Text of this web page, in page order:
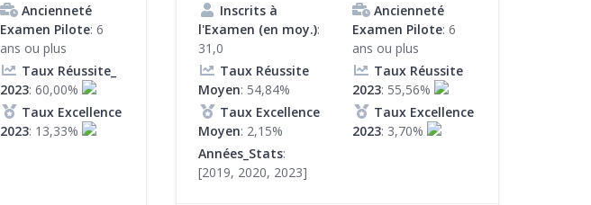
Ancienneté
Examen Pilote: 6
ans ou plus
Taux Réussite_
2023: 60,00%
Taux Excellence
2023: 13,33%
Inscrits à
l'Examen (en moy.):
31,0
Ancienneté
Examen Pilote: 6
ans ou plus
Taux Réussite
Moyen: 54,84%
Taux Réussite
2023: 55,56%
Taux Excellence
Moyen: 2,15%
Taux Excellence
2023: 3,70%
Années_Stats:
[2019, 2020, 2023]